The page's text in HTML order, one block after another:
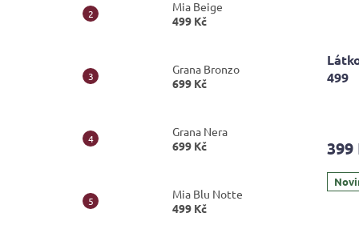
Mia Beige
499 Kč
Grana Bronzo
699 Kč
Grana Nera
699 Kč
Mia Blu Notte
499 Kč
499
399